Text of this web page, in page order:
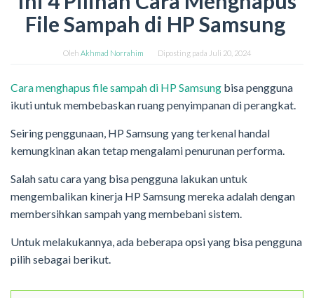
File Sampah di HP Samsung
Oleh Akhmad Norrahim Diposting pada Juli 20, 2024
Cara menghapus file sampah di HP Samsung bisa pengguna
ikuti untuk membebaskan ruang penyimpanan di perangkat.
Seiring penggunaan, HP Samsung yang terkenal handal
kemungkinan akan tetap mengalami penurunan performa.
Salah satu cara yang bisa pengguna lakukan untuk
mengembalikan kinerja HP Samsung mereka adalah dengan
membersihkan sampah yang membebani sistem.
Untuk melakukannya, ada beberapa opsi yang bisa pengguna
pilih sebagai berikut.